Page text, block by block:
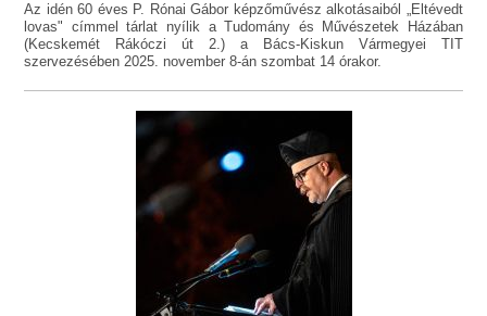
Az idén 60 éves P. Rónai Gábor képzőművész alkotásaiból „Eltévedt
lovas" címmel tárlat nyílik a Tudomány és Művészetek Házában
(Kecskemét Rákóczi út 2.) a Bács-Kiskun Vármegyei TIT
szervezésében 2025. november 8-án szombat 14 órakor.